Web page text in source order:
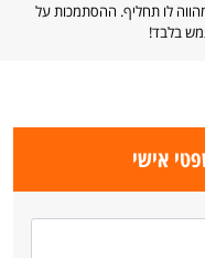
לו תחליף. ההסתמכות על
בלבד!
אישי